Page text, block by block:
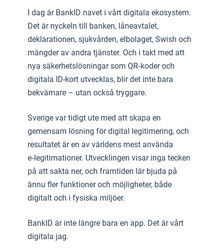
I dag är BankID navet i vårt digitala ekosystem.
Det är nyckeln till banken, låneavtalet,
deklarationen, sjukvården, elbolaget, Swish och
mängder av andra tjänster. Och i takt med att
nya säkerhetslösningar som QR‑koder och
digitala ID-kort utvecklas, blir det inte bara
bekvämare – utan också tryggare.
Sverige var tidigt ute med att skapa en
gemensam lösning för digital legitimering, och
resultatet är en av världens mest använda
e‑legitimationer. Utvecklingen visar inga tecken
på att sakta ner, och framtiden lär bjuda på
ännu fler funktioner och möjligheter, både
digitalt och i fysiska miljöer.
BankID är inte längre bara en app. Det är vårt
digitala jag.